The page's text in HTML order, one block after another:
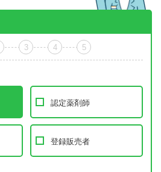
3 4 5
認定薬剤師
登録販売者